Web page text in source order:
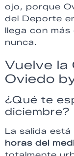
ojo, porque
del Deporte
llega con más
nunca.
Vuelve la
Oviedo
¿Qué te
diciembre?
La salida
horas del